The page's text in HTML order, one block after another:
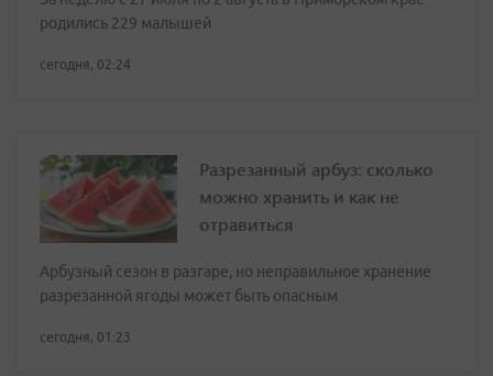
родились 229 малышей
сегодня, 02:24
Разрезанный арбуз: сколько
можно хранить и как не
отравиться
Арбузный сезон в разгаре, но неправильное хранение
разрезанной ягоды может быть опасным
сегодня, 01:23